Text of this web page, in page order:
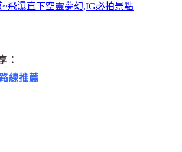
飛瀑直下空靈夢幻,IG必拍景點
：
線推薦